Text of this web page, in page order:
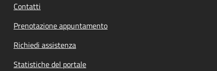
Contatti
Prenotazione appuntamento
Richiedi assistenza
Statistiche del portale